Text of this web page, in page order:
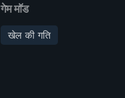
गेम मॉड
खेल की गति